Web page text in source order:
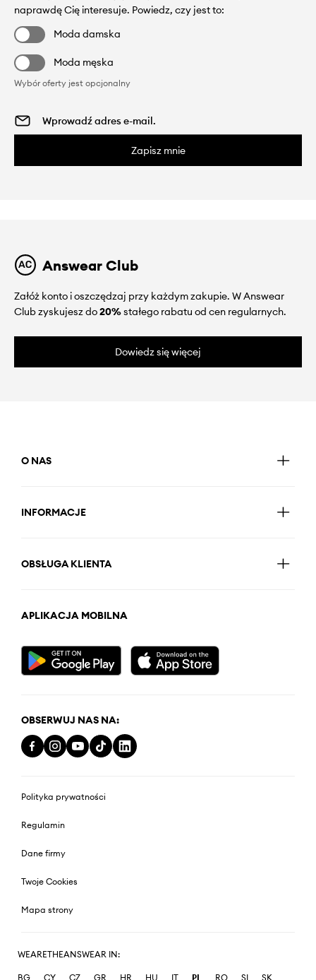
naprawdę Cię interesuje. Powiedz, czy jest to:
Moda damska
Moda męska
Wybór oferty jest opcjonalny
Zapisz mnie
Answear Club
Załóż konto i oszczędzaj przy każdym zakupie. W Answear
Club zyskujesz do20%stałego rabatu od cen regularnych.
Dowiedz się więcej
O NAS
INFORMACJE
OBSŁUGA KLIENTA
APLIKACJA MOBILNA
OBSERWUJ NAS NA:
Polityka prywatności
Regulamin
Dane firmy
Twoje Cookies
Mapa strony
WEARETHEANSWEAR IN:
BG CY CZ GR HR HU IT PL RO SI SK